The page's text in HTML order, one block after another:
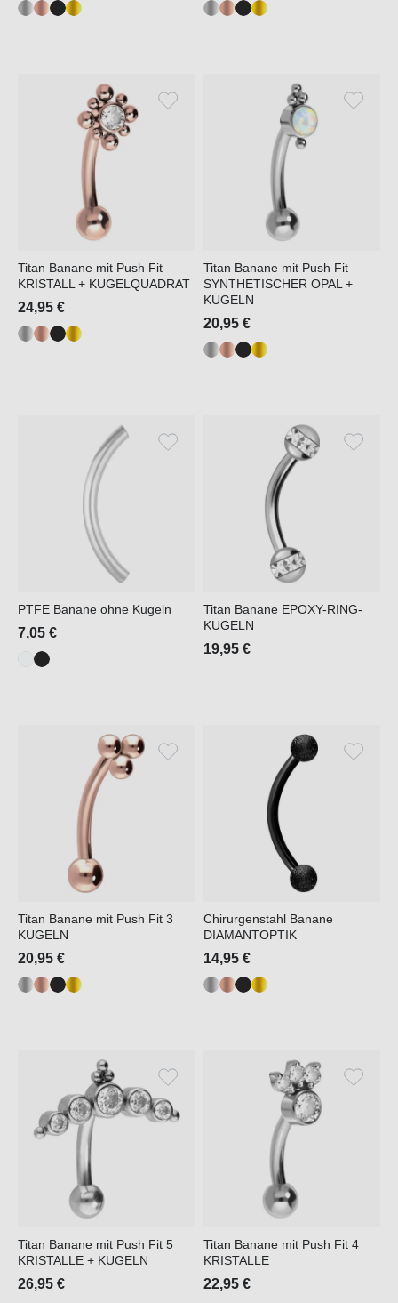
Titan Banane mit Push Fit
KRISTALL + KUGELQUADRAT
24,95 €
Titan Banane mit Push Fit
SYNTHETISCHER OPAL +
KUGELN
20,95 €
PTFE Banane ohne Kugeln
7,05 €
Titan Banane EPOXY-RING-
KUGELN
19,95 €
Titan Banane mit Push Fit 3
KUGELN
20,95 €
Chirurgenstahl Banane
DIAMANTOPTIK
14,95 €
Titan Banane mit Push Fit 5
KRISTALLE + KUGELN
26,95 €
Titan Banane mit Push Fit 4
KRISTALLE
22,95 €